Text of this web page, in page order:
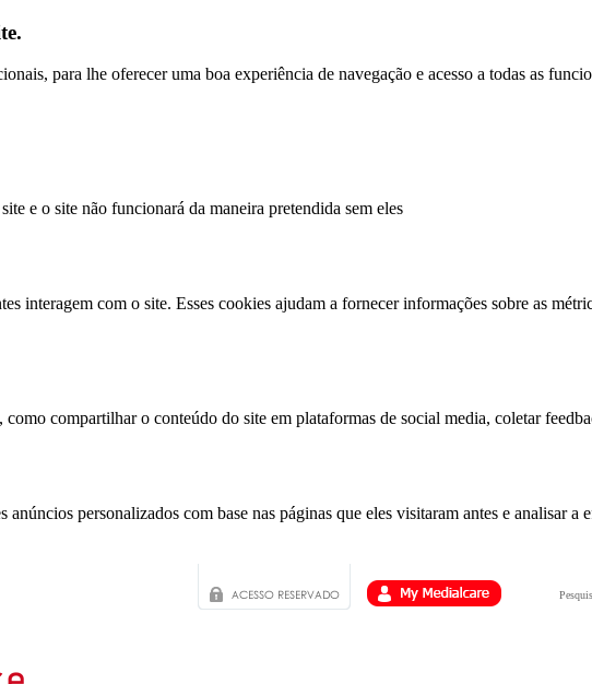
para lhe oferecer uma boa experiência de navegação e acesso a todas as
e o site não funcionará da maneira pretendida sem eles
interagem com o site. Esses cookies ajudam a fornecer informações sobre as
compartilhar o conteúdo do site em plataformas de social media, coletar
personalizados com base nas páginas que eles visitaram antes e analisar a